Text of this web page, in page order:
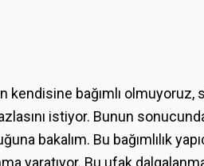
kendisine bağımlı
istiyor. Bunun
bakalım. Bu bağımlılık
yaratıyor. Bu ufak